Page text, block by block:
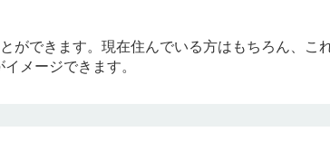
ができます。現在住んでいる方はもちろん、こ
メージできます。